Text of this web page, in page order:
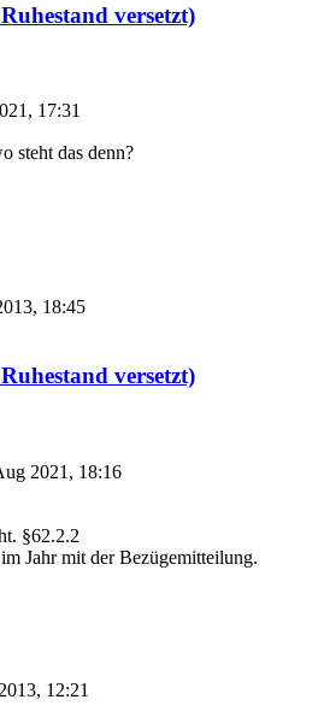
versetzt)
17:31
steht das denn?
18:45
versetzt)
2021, 18:16
§62.2.2
Jahr mit der Bezügemitteilung.
12:21